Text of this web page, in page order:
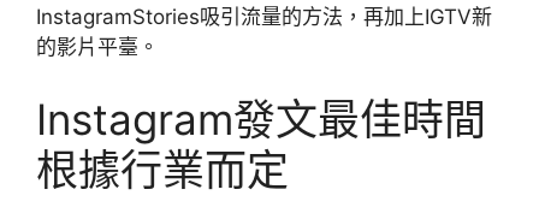
InstagramStories吸引流量的方法，再加上IGTV新
的影片平臺。
Instagram發文最佳時間
根據行業而定